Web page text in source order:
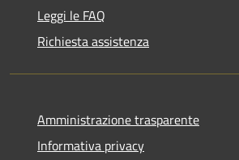
Leggi le FAQ
Richiesta assistenza
Amministrazione trasparente
Informativa privacy